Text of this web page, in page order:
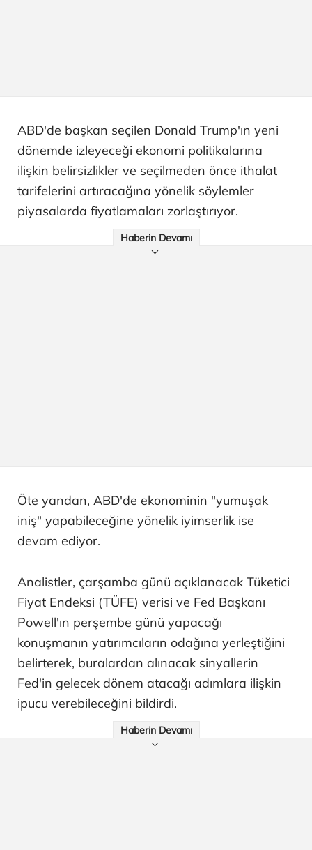
ABD'de başkan seçilen Donald Trump'ın yeni
dönemde izleyeceği ekonomi politikalarına
ilişkin belirsizlikler ve seçilmeden önce ithalat
tarifelerini artıracağına yönelik söylemler
piyasalarda fiyatlamaları zorlaştırıyor.
Haberin Devamı
Öte yandan, ABD'de ekonominin "yumuşak
iniş" yapabileceğine yönelik iyimserlik ise
devam ediyor.
Analistler, çarşamba günü açıklanacak Tüketici
Fiyat Endeksi (TÜFE) verisi ve Fed Başkanı
Powell'ın perşembe günü yapacağı
konuşmanın yatırımcıların odağına yerleştiğini
belirterek, buralardan alınacak sinyallerin
Fed'in gelecek dönem atacağı adımlara ilişkin
ipucu verebileceğini bildirdi.
Haberin Devamı